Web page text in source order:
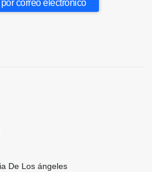
por correo electrónico
De Los ángeles